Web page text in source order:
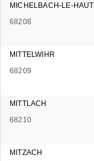
MICHELBACH-LE-HAUT
68208
MITTELWIHR
68209
MITTLACH
68210
MITZACH